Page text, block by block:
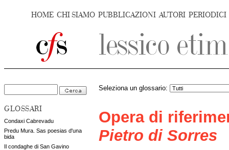
HOME CHI SIAMO PUBBLICAZIONI AUTORI PERIODICI
GLOSSARI
Condaxi Cabrevadu
Predu Mura. Sas poesias d'una
bida
Il condaghe di San Gavino
Seleziona un glossario:
Opera di
Pietro di Sorres